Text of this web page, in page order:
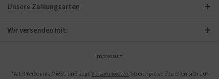
Unsere Zahlungsarten
Wir versenden mit:
Impressum
*Alle Preise inkl. MwSt. und zzgl. Versandkosten. Streichpreise beziehen sich auf